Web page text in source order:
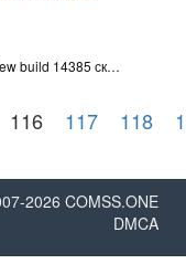
Windows 10 Insider Preview build 14385 сконцентрирован на исправлении ошибок и улучшении производительности, поэтому новых функций пользователи здесь не увидят
116 117 118
2026 COMSS.ONE
DMCA